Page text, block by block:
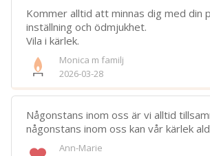
Kommer alltid att minnas dig med din
inställning och ödmjukhet.
Vila i kärlek.
Monica m familj
2026-03-28
Någonstans inom oss är vi alltid
någonstans inom oss kan vår kärlek
Ann-Marie